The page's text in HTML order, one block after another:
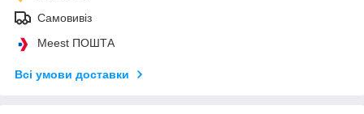
Самовивіз
Meest ПОШТА
Всі умови доставки